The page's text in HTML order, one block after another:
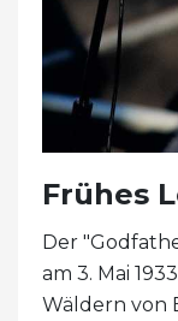
Frühes
Der
am 3. Mai
Wäldern von